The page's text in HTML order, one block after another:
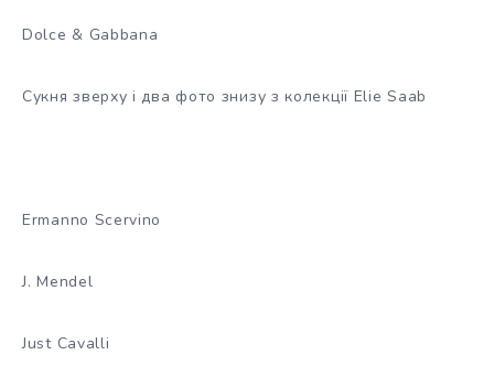
Dolce & Gabbana
Сукня зверху і два фото знизу з колекції Elie Saab
Ermanno Scervino
J. Mendel
Just Cavalli